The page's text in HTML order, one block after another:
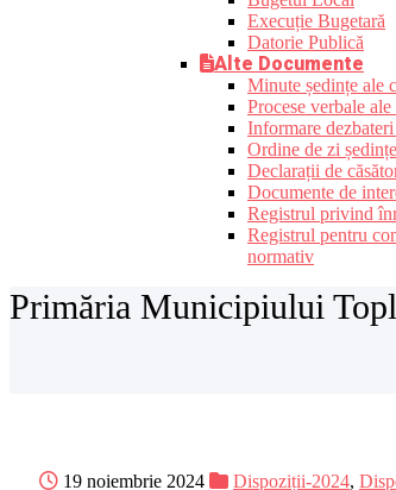
Execuție Bugetară
Datorie Publică
Alte Documente
Minute ședințe ale
Procese verbale
Informare
Ordine de zi
Declarații de
Documente de
Registrul privind
Registrul pentru
normativ
Primăria Municipiului
19 noiembrie 2024 Dispoziții-2024,